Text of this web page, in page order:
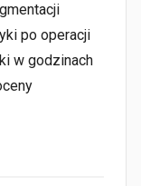
po operacji
w godzinach